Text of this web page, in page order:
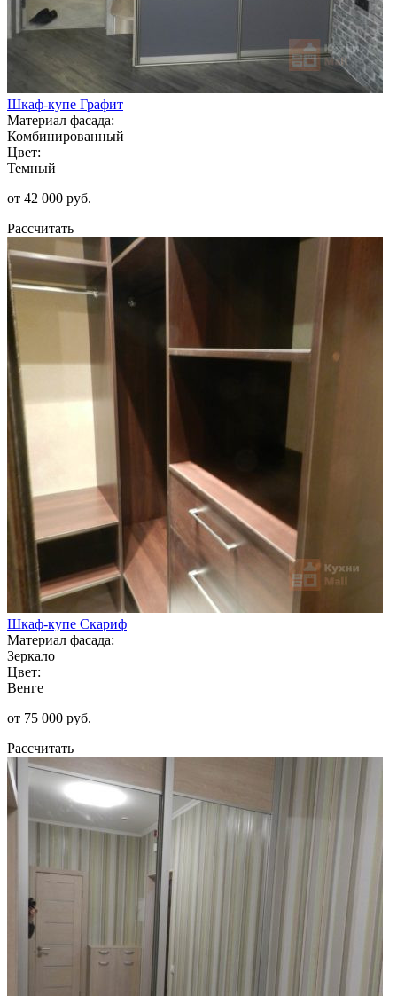
Шкаф-купе Графит
Материал фасада:
Комбинированный
Цвет:
Темный
от 42 000 руб.
Рассчитать
Шкаф-купе Скариф
Материал фасада:
Зеркало
Цвет:
Венге
от 75 000 руб.
Рассчитать